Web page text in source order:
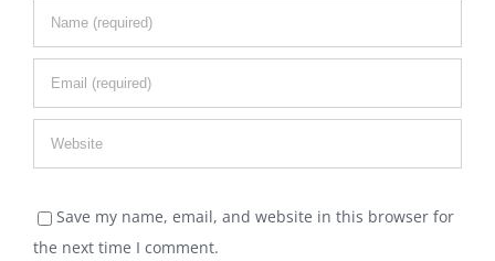
Save my name, email, and website in this browser for
the next time I comment.